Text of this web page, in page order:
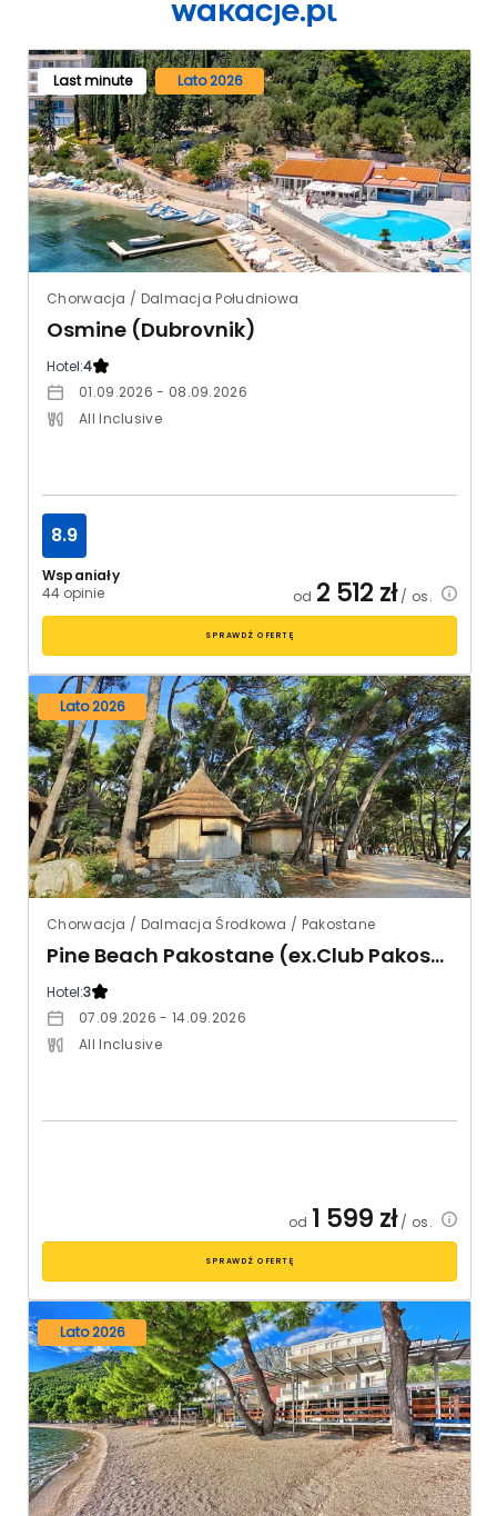
Last minute Lato 2026
Chorwacja / Dalmacja Południowa
Osmine (Dubrovnik)
Hotel:4
01.09.2026 - 08.09.2026
All Inclusive
Wspaniały
44 opinie
8.9
od 2 512 zł/ os.
SPRAWDŹ OFERTĘ
Lato 2026
Chorwacja / Dalmacja Środkowa / Pakostane
Pine Beach Pakostane (ex.Club Pakostane)
Hotel:3
07.09.2026 - 14.09.2026
All Inclusive
od 1 599 zł/ os.
SPRAWDŹ OFERTĘ
Lato 2026